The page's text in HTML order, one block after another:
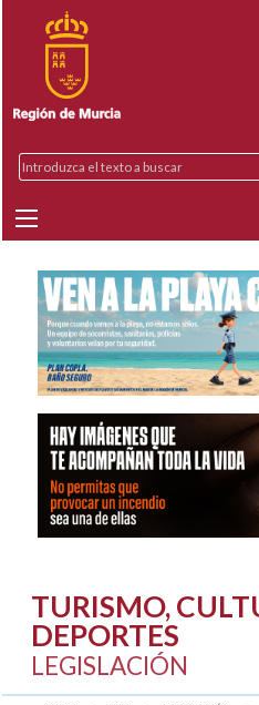
TURISMO,
DEPORTES
LEGISLACIÓN